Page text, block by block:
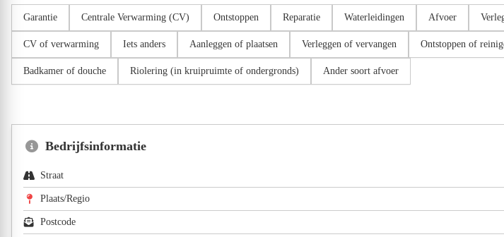
Garantie Centrale Verwarming (CV) Ontstoppen Reparatie Waterleidingen Afvoer
CV of verwarming Iets anders Aanleggen of plaatsen Verleggen of vervangen Ontstoppen of
Badkamer of douche Riolering (in kruipruimte of ondergronds) Ander soort afvoer
Bedrijfsinformatie
Straat
Plaats/Regio
Postcode